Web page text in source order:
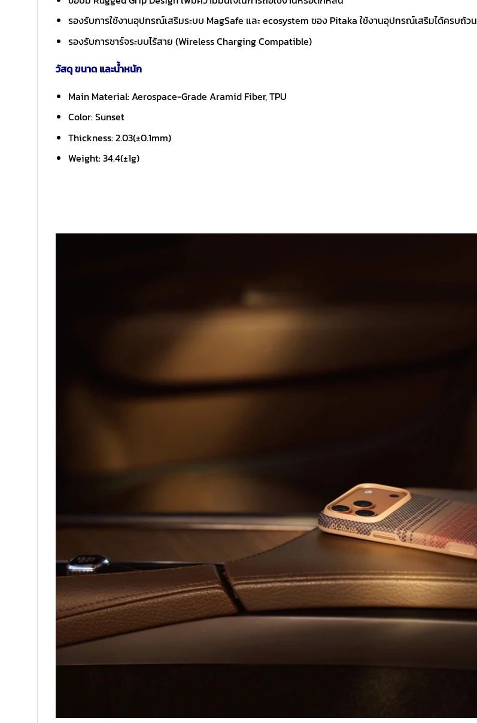
รองรับการใช้งานอุปกรณ์เสริมระบบ MagSafe และ ecosystem ของ Pitaka ใช้งานอุปกรณ์เสริมได้ครบถ้วน
รองรับการชาร์จระบบไร้สาย (Wireless Charging Compatible)
วัสดุ ขนาด และน้ำหนัก
Main Material: Aerospace-Grade Aramid Fiber, TPU
Color: Sunset
Thickness: 2.03(±0.1mm)
Weight: 34.4(±1g)